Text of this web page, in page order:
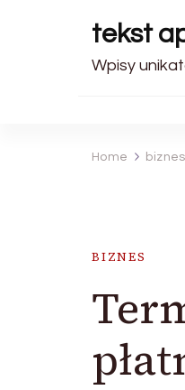
tekst
Wpisy
Home biznes
BIZNES